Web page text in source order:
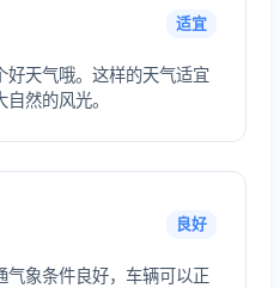
适宜
好天气哦。这样的天气适宜
然的风光。
良好
气象条件良好，车辆可以正